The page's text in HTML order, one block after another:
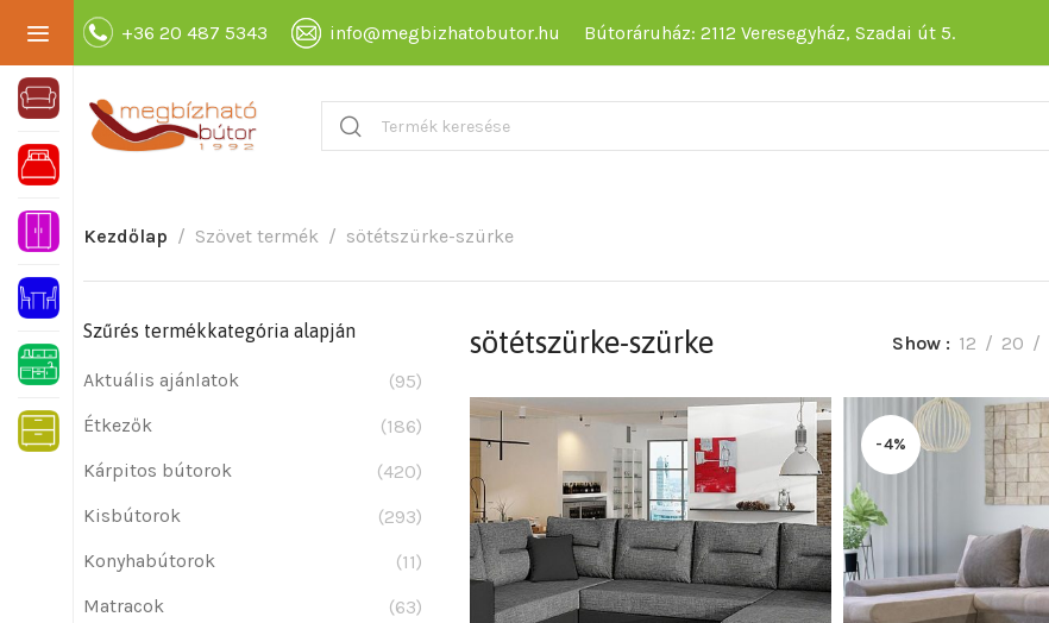
+36 20 487 5343 info@megbizhatobutor.hu Bútoráruház: 2112 Veresegyház, Szadai út 5.
Kezdőlap Szövet termék sötétszürke-szürke
Szűrés termékkategória alapján
Aktuális ajánlatok
(95)
Étkezők
(186)
Kárpitos bútorok
(420)
Kisbútorok
(293)
Konyhabútorok
(11)
Matracok
(63)
sötétszürke-szürke Show 12 20
-4%